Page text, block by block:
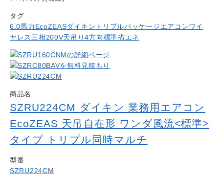
タグ
6.0馬力 EcoZEASダイキン トリプルパッケージエアコンワイ
ヤレス 三相200V天吊り4方向標準省エネ
商品名
SZRU224CM ダイキン 業務用エアコン
EcoZEAS 天吊自在形 ワンダ風流<標準>
タイプ トリプル同時マルチ
型番
SZRU224CM